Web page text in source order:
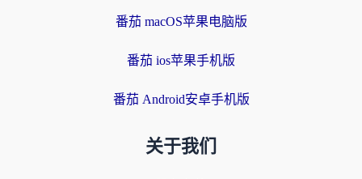
番茄 macOS苹果电脑版
番茄 ios苹果手机版
番茄 Android安卓手机版
关于我们